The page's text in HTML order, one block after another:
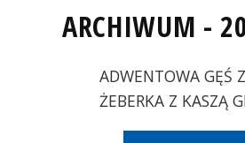
ARCHIWUM -
ADWENTOWA GĘŚ
ŻEBERKA Z KASZĄ